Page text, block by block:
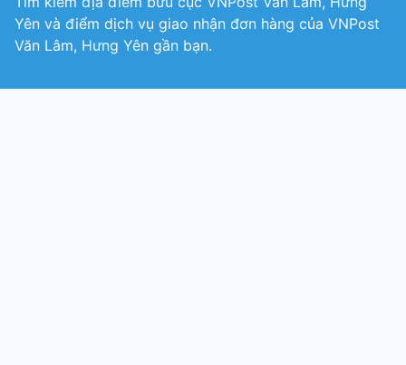
Yên và điểm dịch vụ giao nhận đơn hàng của VNPost
Văn Lâm, Hưng Yên gần bạn.